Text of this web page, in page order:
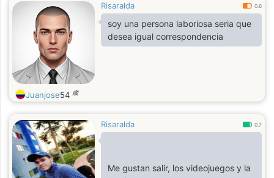
Risaralda 0.6
soy una persona laboriosa seria que
desea igual correspondencia
Juanjose54 歳
Risaralda 0.7
Me gustan salir, los videojuegos y la